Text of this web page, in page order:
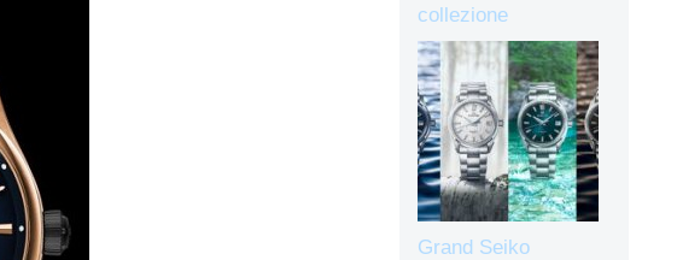
collezione
Grand Seiko